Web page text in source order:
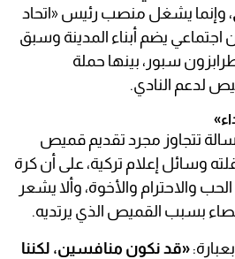
، وإنما يشغل منصب رئيس «اتحاد
اجتماعي يضم أبناء المدينة وسبق
سبور، بينها حملة
تتجاوز مجرد تقديم قميص
وسائل إعلام تركية، على أن كرة
والاحترام والأخوة، وألا يشعر
بسبب القميص الذي يرتديه.
«قد نكون منافسين، لكننا